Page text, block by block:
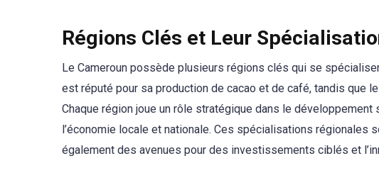
Régions Clés et Leur
Le Cameroun possède plusieurs régions clés qui se
est réputé pour sa production de cacao et de café, tandis que
Chaque région joue un rôle stratégique dans le
l’économie locale et nationale. Ces spécialisations régionales
également des avenues pour des investissements ciblés et